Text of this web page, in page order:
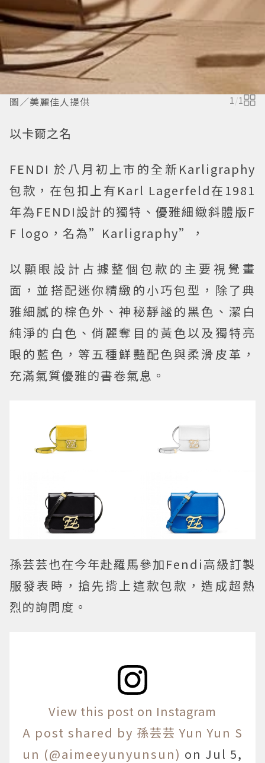
圖／美麗佳人提供 1 /1
以卡爾之名
FENDI 於八月初上市的全新Karligraphy
包款，在包扣上有Karl Lagerfeld在1981
年為FENDI設計的獨特、優雅細緻斜體版F
F logo，名為”Karligraphy”，
以顯眼設計占據整個包款的主要視覺畫
面，並搭配迷你精緻的小巧包型，除了典
雅細膩的棕色外、神秘靜謐的黑色、潔白
純淨的白色、俏麗奪目的黃色以及獨特亮
眼的藍色，等五種鮮豔配色與柔滑皮革，
充滿氣質優雅的書卷氣息。
孫芸芸也在今年赴羅馬參加Fendi高級訂製
服發表時，搶先揹上這款包款，造成超熱
烈的詢問度。
View this post on Instagram
A post shared by 孫芸芸 Yun Yun S
un (@aimeeyunyunsun) on Jul 5,